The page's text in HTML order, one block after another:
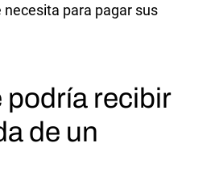
necesita para pagar sus
podría recibir
de un